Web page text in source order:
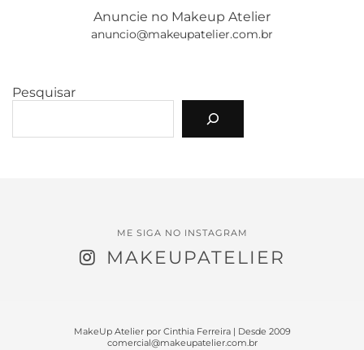
Anuncie no Makeup Atelier
anuncio@makeupatelier.com.br
Pesquisar
ME SIGA NO INSTAGRAM
MAKEUPATELIER
MakeUp Atelier por Cinthia Ferreira | Desde 2009
comercial@makeupatelier.com.br